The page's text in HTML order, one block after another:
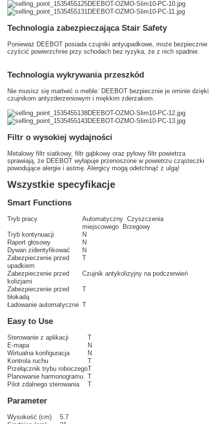
Technologia zabezpieczająca Stair Safety
Ponieważ DEEBOT posiada czujniki antyupadkowe, może bezpiecznie
czyścić powierzchnie przy schodach bez ryzyka, że z nich spadnie.
Technologia wykrywania przeszkód
Nie musisz się martwić o meble: DEEBOT bezpiecznie je ominie dzięki
czujnikom antyzderzeniowym i miękkim zderzakom.
Filtr o wysokiej wydajności
Metalowy filtr siatkowy, filtr gąbkowy oraz pyłowy filtr powietrza
sprawiają, że DEEBOT wyłapuje przenoszone w powietrzu cząsteczki
powodujące alergie i astmę. Alergicy mogą odetchnąć z ulgą!
Wszystkie specyfikacje
Smart Functions
Tryb pracy
Automatyczny Czyszczenia
miejscowego Brzegowy
Tryb kontynuacji
N
Raport głosowy
N
Dywan zidentyfikować
N
Zabezpieczenie przed
upadkiem
T
Zabezpieczenie przed
kolizjami
Czujnik antykolizyjny na podczerwień
Zabezpieczenie przed
blokadą
T
Ładowanie automatyczne T
Easy to Use
Sterowanie z aplikacji
T
E-mapa
N
Wirtualna konfiguracja
N
Kontrola ruchu
T
Przełącznik trybu roboczegoT
Planowanie harmonogramu T
Pilot zdalnego sterowania
T
Parameter
Wysokość (cm)
5.7